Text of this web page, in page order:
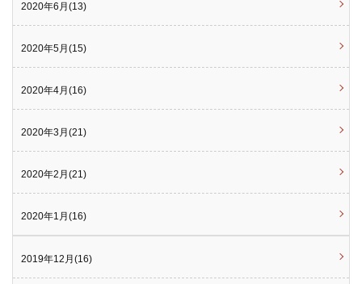
2020年6月(13)
2020年5月(15)
2020年4月(16)
2020年3月(21)
2020年2月(21)
2020年1月(16)
2019年12月(16)